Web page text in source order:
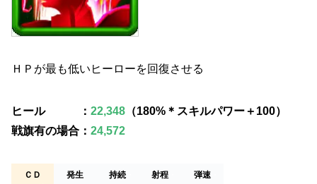
ＨＰが最も低いヒーローを回復させる
ヒール ： 22,348 （180%＊スキルパワー＋100）
戦旗有の場合： 24,572
ＣＤ
発生
持続 射程 弾速